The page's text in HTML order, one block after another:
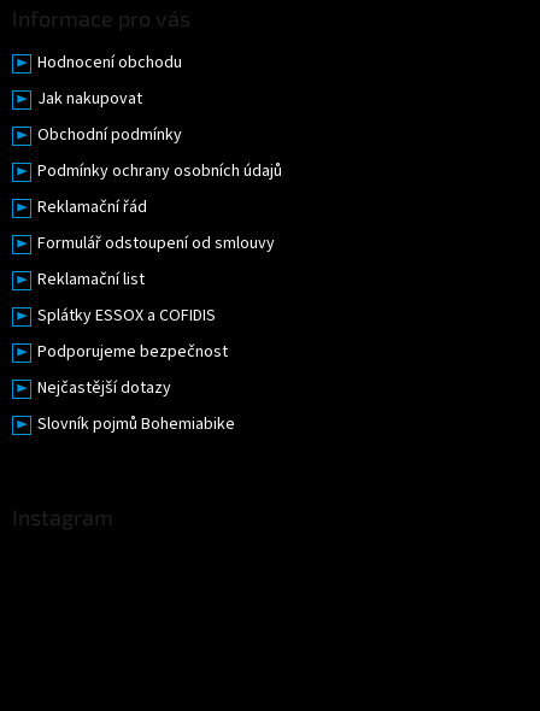
Informace pro vás
Hodnocení obchodu
Jak nakupovat
Obchodní podmínky
Podmínky ochrany osobních údajů
Reklamační řád
Formulář odstoupení od smlouvy
Reklamační list
Splátky ESSOX a COFIDIS
Podporujeme bezpečnost
Nejčastější dotazy
Slovník pojmů Bohemiabike
Instagram